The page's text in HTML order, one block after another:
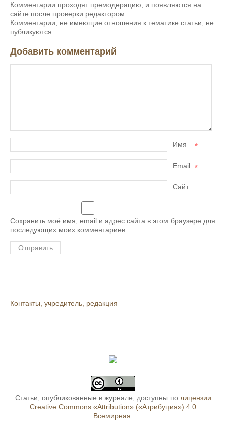
Комментарии проходят премодерацию, и появляются на
сайте после проверки редактором.
Комментарии, не имеющие отношения к тематике статьи, не
публикуются.
Добавить комментарий
Имя *
Email *
Сайт
Сохранить моё имя, email и адрес сайта в этом браузере для
последующих моих комментариев.
Контакты, учредитель, редакция
Статьи, опубликованные в журнале, доступны по лицензии
Creative Commons «Attribution» («Атрибуция») 4.0
Всемирная